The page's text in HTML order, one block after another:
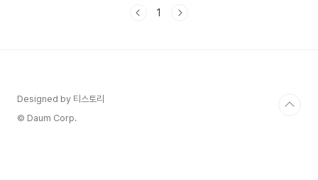
김판기 이론 강의 (미시 + 거시) 3. 신경수 심화 (미시 + 거시)
1
Designed by 티스토리
© Daum Corp.